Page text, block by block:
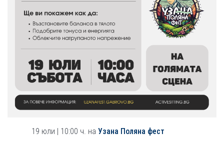
19 юли | 10:00 ч. на Узана Поляна фест